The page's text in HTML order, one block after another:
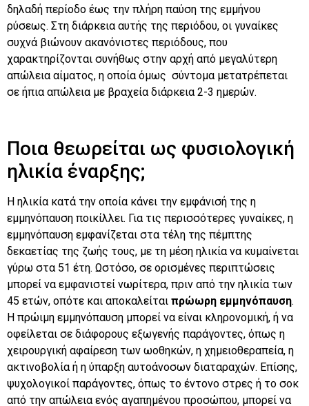
δηλαδή περίοδο έως την πλήρη παύση της εμμήνου
ρύσεως. Στη διάρκεια αυτής της περιόδου, οι γυναίκες
συχνά βιώνουν ακανόνιστες περιόδους, που
χαρακτηρίζονται συνήθως στην αρχή από μεγαλύτερη
απώλεια αίματος, η οποία όμως σύντομα μετατρέπεται
σε ήπια απώλεια με βραχεία διάρκεια 2-3 ημερών.
Ποια θεωρείται ως φυσιολογική
ηλικία έναρξης;
Η ηλικία κατά την οποία κάνει την εμφάνισή της η
εμμηνόπαυση ποικίλλει. Για τις περισσότερες γυναίκες, η
εμμηνόπαυση εμφανίζεται στα τέλη της πέμπτης
δεκαετίας της ζωής τους, με τη μέση ηλικία να κυμαίνεται
γύρω στα 51 έτη. Ωστόσο, σε ορισμένες περιπτώσεις
μπορεί να εμφανιστεί νωρίτερα, πριν από την ηλικία των
45 ετών, οπότε και αποκαλείται πρώωρη εμμηνόπαυση.
Η πρώιμη εμμηνόπαυση μπορεί να είναι κληρονομική, ή να
οφείλεται σε διάφορους εξωγενής παράγοντες, όπως η
χειρουργική αφαίρεση των ωοθηκών, η χημειοθεραπεία, η
ακτινοβολία ή η ύπαρξη αυτοάνοσων διαταραχών. Επίσης,
ψυχολογικοί παράγοντες, όπως το έντονο στρες ή το σοκ
από την απώλεια ενός αγαπημένου προσώπου, μπορεί να